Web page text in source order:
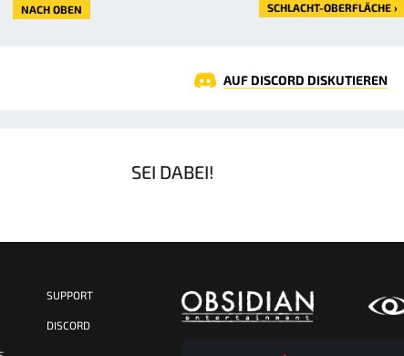
NACH OBEN SCHLACHT-OBERFLÄCHE ›
AUF DISCORD DISKUTIEREN
SEI DABEI!
SUPPORT
DISCORD